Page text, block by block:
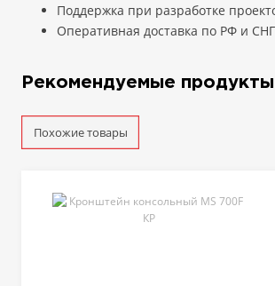
Поддержка при разработке
Оперативная доставка по РФ и СНГ
Рекомендуемые продукты
Похожие товары